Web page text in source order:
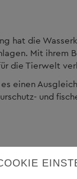
hat die
Mit ihrem
die Tierwelt
einen
und